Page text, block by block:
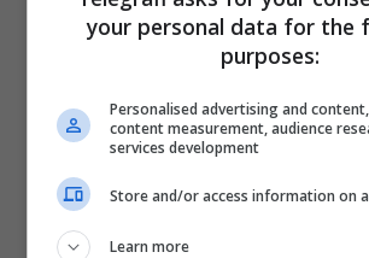
your personal data for the
purposes:
Personalised advertising and
content measurement, audience
services development
Store and/or access information on
Learn more